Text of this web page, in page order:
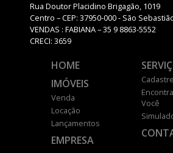
Rua Doutor Placidino Brigagão, 1019
Centro – CEP: 37950-000 - São
VENDAS : FABIANA – 35 9 8863-5552
CRECI: 3659
HOME
IMÓVEIS
Venda
Locação
Lançamentos
EMPRESA
Você